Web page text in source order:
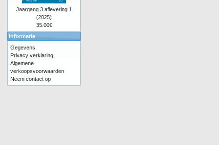
Jaargang 3 aflevering 1
(2025)
35.00€
Informatie
Gegevens
Privacy verklaring
Algemene
verkoopsvoorwaarden
Neem contact op